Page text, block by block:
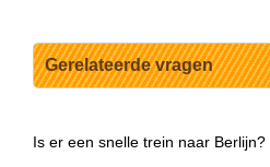
Gerelateerde vragen
Is er een snelle trein naar Berlijn?